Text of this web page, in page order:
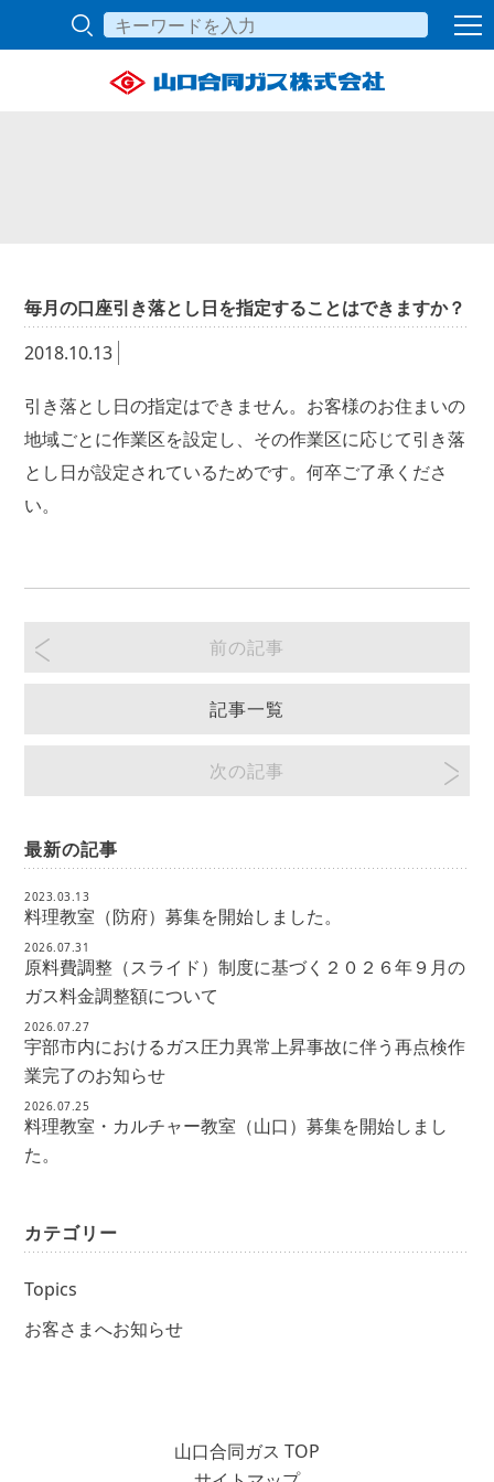
毎月の口座引き落とし日を指定することはできますか？
2018.10.13
引き落とし日の指定はできません。お客様のお住まいの
地域ごとに作業区を設定し、その作業区に応じて引き落
とし日が設定されているためです。何卒ご了承くださ
い。
前の記事
記事一覧
次の記事
最新の記事
2023.03.13
料理教室（防府）募集を開始しました。
2026.07.31
原料費調整（スライド）制度に基づく２０２６年９月の
ガス料金調整額について
2026.07.27
宇部市内におけるガス圧力異常上昇事故に伴う再点検作
業完了のお知らせ
2026.07.25
料理教室・カルチャー教室（山口）募集を開始しまし
た。
カテゴリー
Topics
お客さまへお知らせ
山口合同ガス TOP